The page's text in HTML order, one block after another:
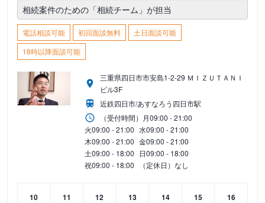
相続案件のための「相続チーム」が担当
電話相談可能 初回面談無料
土日面談可能
18時以降面談可能
三重県四日市市安島1-2-29 ＭＩＺＵＴＡＮＩ
ビル3F
近鉄四日市/あすなろう四日市駅
（受付時間） 月09:00 - 21:00
火09:00 - 21:00 水09:00 - 21:00
木09:00 - 21:00 金09:00 - 21:00
土09:00 - 18:00 日09:00 - 18:00
祝09:00 - 18:00 （定休日）なし
10
11
12
13
14
15
16